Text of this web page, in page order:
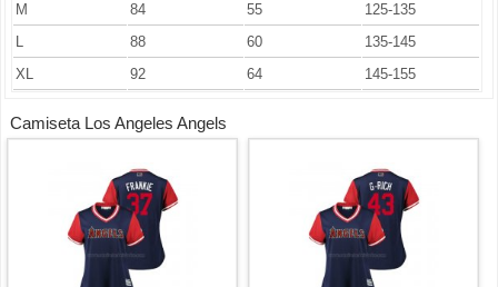
M
84 55
125-135
L
88 60
135-145
XL
92 64 145-155
Camiseta Los Angeles Angels